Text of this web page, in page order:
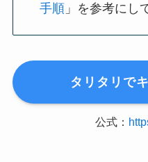
手順 」を参考にし
タリタリで
公式：